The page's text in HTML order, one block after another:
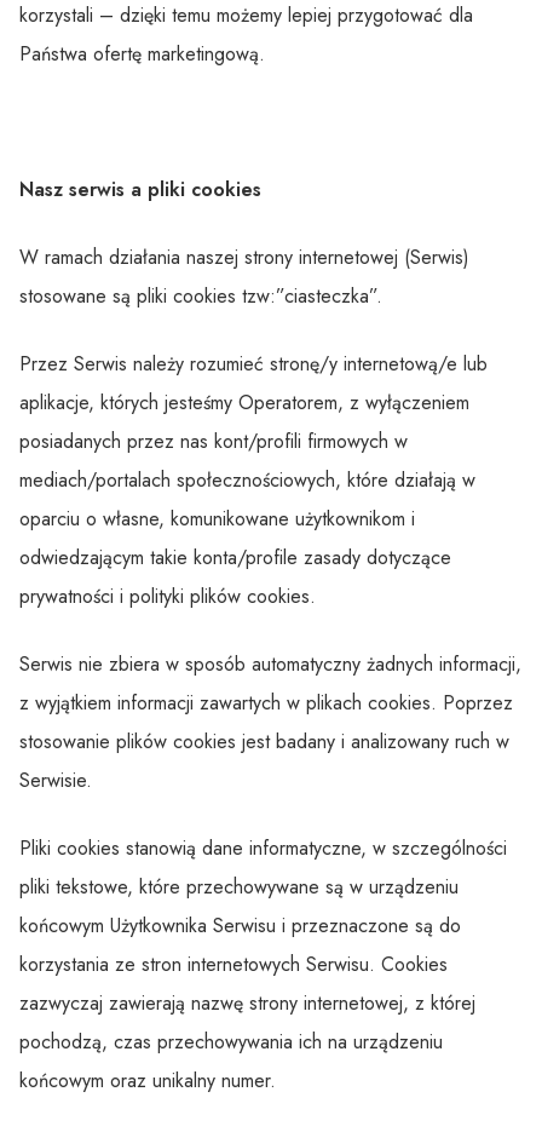
korzystali – dzięki temu możemy lepiej przygotować dla
Państwa ofertę marketingową.
Nasz serwis a pliki cookies
W ramach działania naszej strony internetowej (Serwis)
stosowane są pliki cookies tzw:”ciasteczka”.
Przez Serwis należy rozumieć stronę/y internetową/e lub
aplikacje, których jesteśmy Operatorem, z wyłączeniem
posiadanych przez nas kont/profili firmowych w
mediach/portalach społecznościowych, które działają w
oparciu o własne, komunikowane użytkownikom i
odwiedzającym takie konta/profile zasady dotyczące
prywatności i polityki plików cookies.
Serwis nie zbiera w sposób automatyczny żadnych informacji,
z wyjątkiem informacji zawartych w plikach cookies. Poprzez
stosowanie plików cookies jest badany i analizowany ruch w
Serwisie.
Pliki cookies stanowią dane informatyczne, w szczególności
pliki tekstowe, które przechowywane są w urządzeniu
końcowym Użytkownika Serwisu i przeznaczone są do
korzystania ze stron internetowych Serwisu. Cookies
zazwyczaj zawierają nazwę strony internetowej, z której
pochodzą, czas przechowywania ich na urządzeniu
końcowym oraz unikalny numer.